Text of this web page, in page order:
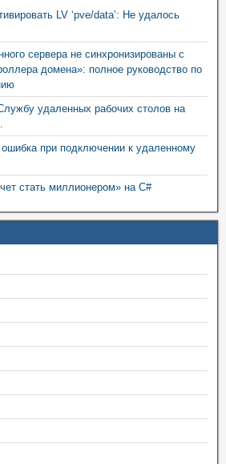
LV ‘pve/data’: Не удалось
сервера не синхронизированы с
домена»: полное руководство по
удаленных рабочих столов на
при подключении к удаленному
стать миллионером» на C#